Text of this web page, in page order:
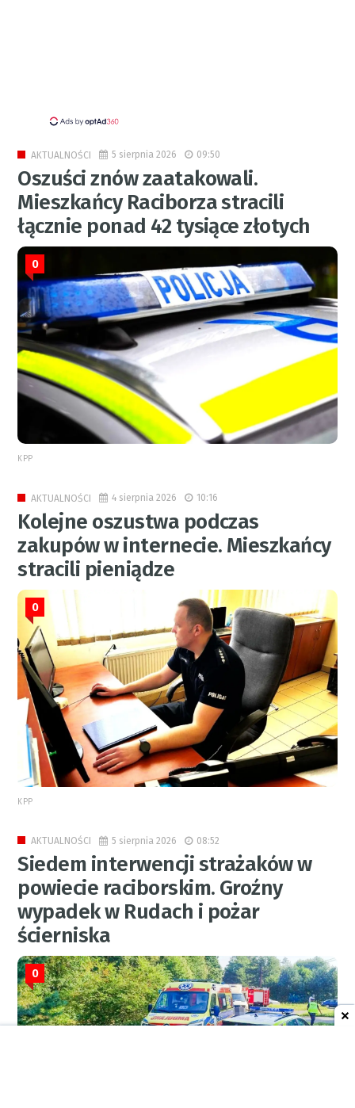
AKTUALNOŚCI 5 sierpnia 2026 09:50
Oszuści znów zaatakowali.
Mieszkańcy Raciborza stracili
łącznie ponad 42 tysiące złotych
0
KPP
AKTUALNOŚCI 4 sierpnia 2026 10:16
Kolejne oszustwa podczas
zakupów w internecie. Mieszkańcy
stracili pieniądze
0
KPP
AKTUALNOŚCI 5 sierpnia 2026 08:52
Siedem interwencji strażaków w
powiecie raciborskim. Groźny
wypadek w Rudach i pożar
ścierniska
0